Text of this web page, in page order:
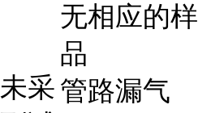
无相应的样
品
管路漏气
未采